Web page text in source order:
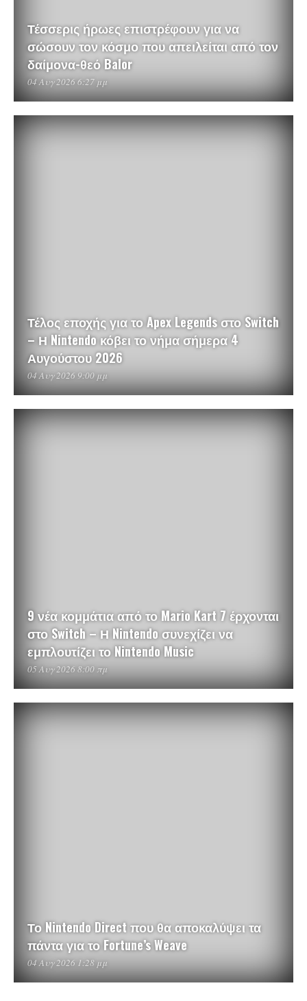
Τέσσερις ήρωες επιστρέφουν για να
σώσουν τον κόσμο που απειλείται από τον
δαίμονα-θεό Balor
04 Αυγ 2026 6:27 μμ
Τέλος εποχής για το Apex Legends στο Switch
– Η Nintendo κόβει το νήμα σήμερα 4
Αυγούστου 2026
04 Αυγ 2026 9:00 μμ
9 νέα κομμάτια από το Mario Kart 7 έρχονται
στο Switch – Η Nintendo συνεχίζει να
εμπλουτίζει το Nintendo Music
05 Αυγ 2026 8:00 πμ
Το Nintendo Direct που θα αποκαλύψει τα
πάντα για το Fortune’s Weave
04 Αυγ 2026 1:28 μμ